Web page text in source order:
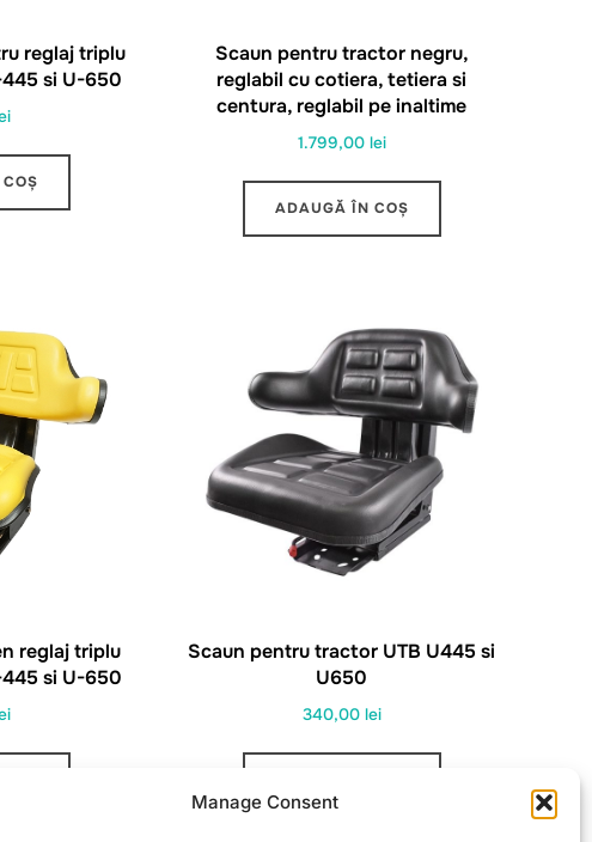
Manage Consent
reglaj triplu
si U-650
Scaun pentru tractor negru,
reglabil cu cotiera, tetiera si
centura, reglabil pe inaltime
1.799,00 lei
ADAUGĂ ÎN COȘ
reglaj triplu
si U-650
Scaun pentru tractor UTB U445 si
U650
340,00 lei